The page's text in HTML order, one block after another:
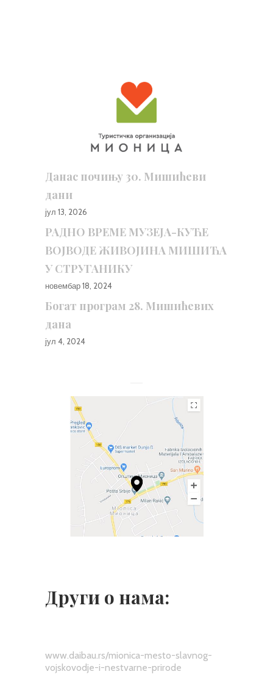
Данас почињу 30. Мишићеви
дани
јул 13, 2026
РАДНО ВРЕМЕ МУЗЕЈА-КУЋЕ
ВОЈВОДЕ ЖИВОЈИНА МИШИЋА
У СТРУГАНИКУ
новембар 18, 2024
Богат програм 28. Мишићевих
дана
јул 4, 2024
Други о нама:
www.daibau.rs/mionica-mesto-slavnog-
vojskovodje-i-nestvarne-prirode